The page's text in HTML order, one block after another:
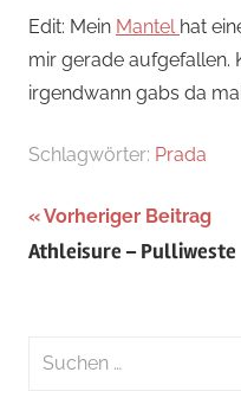
Edit: Mein Mantel hat
mir gerade aufgefallen.
irgendwann gabs da
Schlagwörter: Prada
Vorheriger Beitrag
Athleisure – Pulliweste
Suchen